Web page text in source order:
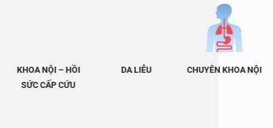
KHOA NỘI – HỒI
SỨC CẤP CỨU
DA LIỄU CHUYÊN KHOA NỘI